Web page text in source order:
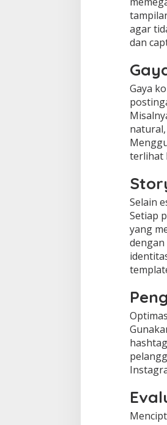
agar
dan
Gaya
terlihat
Selain
Setiap
yang